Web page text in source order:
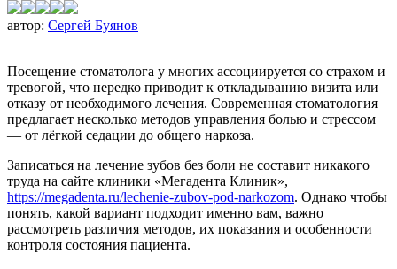
автор: Сергей Буянов
Посещение стоматолога у многих ассоциируется со страхом и
тревогой, что нередко приводит к откладыванию визита или
отказу от необходимого лечения. Современная стоматология
предлагает несколько методов управления болью и стрессом
— от лёгкой седации до общего наркоза.
Записаться на лечение зубов без боли не составит никакого
труда на сайте клиники «Мегадента Клиник»,
https://megadenta.ru/lechenie-zubov-pod-narkozom. Однако чтобы
понять, какой вариант подходит именно вам, важно
рассмотреть различия методов, их показания и особенности
контроля состояния пациента.